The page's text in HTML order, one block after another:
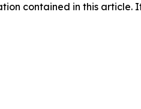
contained in this article.